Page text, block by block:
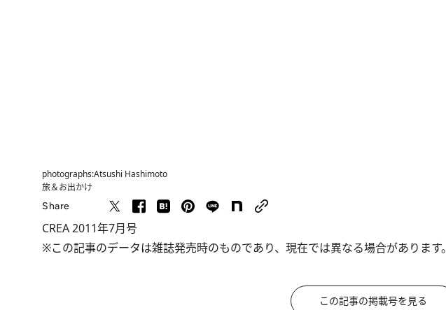
photographs:Atsushi Hashimoto
旅＆お出かけ
Share
CREA 2011年7月号
※この記事のデータは雑誌発売時のものであり、現在では異なる場合があります。
この記事の掲載号を見る